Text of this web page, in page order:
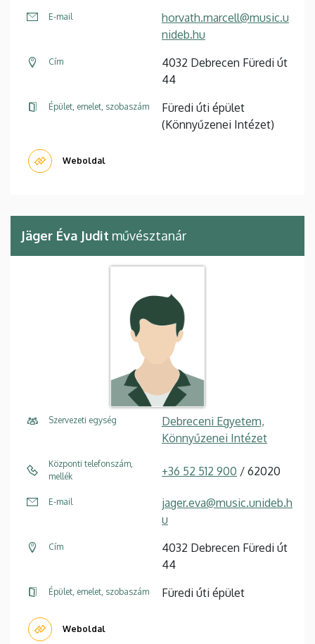
E-mail
horvath.marcell@music.u
nideb.hu
Cím
4032 Debrecen Füredi út
44
Épület, emelet, szobaszám
Füredi úti épület
(Könnyűzenei Intézet)
Weboldal
Jäger Éva Judit művésztanár
Szervezeti egység
Debreceni Egyetem,
Könnyűzenei Intézet
Központi telefonszám,
mellék
+36 52 512 900 / 62020
E-mail
jager.eva@music.unideb.h
u
Cím
4032 Debrecen Füredi út
44
Épület, emelet, szobaszám Füredi úti épület
Weboldal